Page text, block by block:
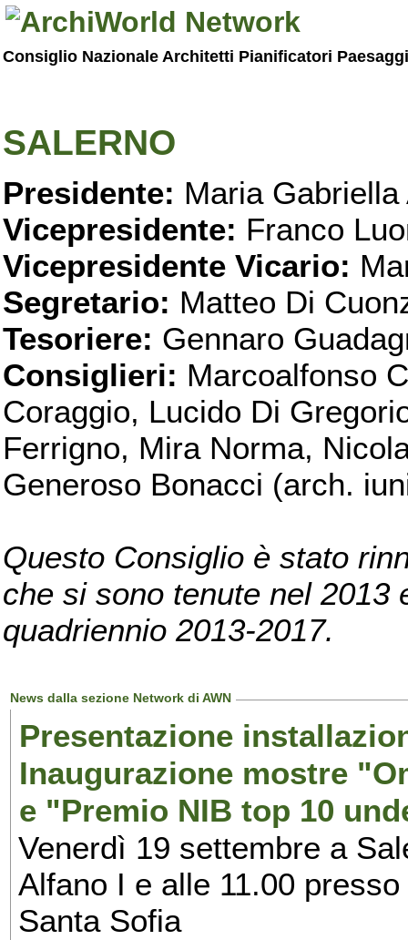
Consiglio Nazionale Architetti Pianificatori
SALERNO
Presidente: Maria Gabriella
Vicepresidente: Franco
Vicepresidente Vicario:
Segretario: Matteo Di
Tesoriere: Gennaro
Consiglieri: Marcoalfonso
Coraggio, Lucido Di
Ferrigno, Mira Norma,
Generoso Bonacci (arch.
Questo Consiglio è stato
che si sono tenute nel 2013
quadriennio 2013-2017.
News dalla sezione Network di AWN
Presentazione
Inaugurazione mostre
e "Premio NIB top 10
Venerdì 19 settembre a
Alfano I e alle 11.00
Santa Sofia